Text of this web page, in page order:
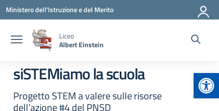
Vai ai contenuti
Vai al menu di navigazione
Vai al footer
Ministero dell'Istruzione e del Merito
Liceo
Albert Einstein
siSTEMiamo la scuola
Progetto STEM a valere sulle risorse
dell’azione #4 del PNSD